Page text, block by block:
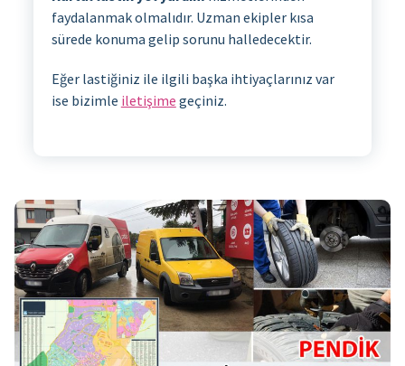
faydalanmak olmalıdır. Uzman ekipler kısa
sürede konuma gelip sorunu halledecektir.
Eğer lastiğiniz ile ilgili başka ihtiyaçlarınız var
ise bizimle iletişime geçiniz.